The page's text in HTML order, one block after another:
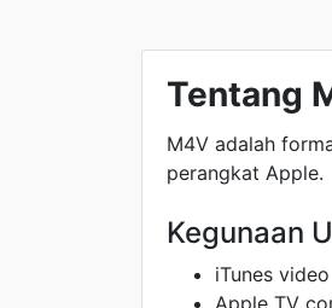
Tentang
M4V adalah
perangkat Apple.
Kegunaan
iTunes video
Apple TV